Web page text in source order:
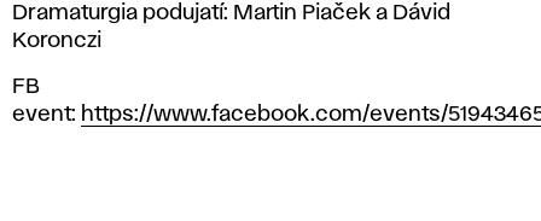
Dramaturgia podujatí: Martin Piaček a Dávid
Koronczi
FB
event: https://www.facebook.com/events/